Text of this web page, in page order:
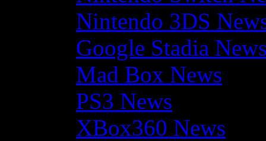
Nintendo 3DS
Google Stadia
Mad Box News
PS3 News
XBox360 News